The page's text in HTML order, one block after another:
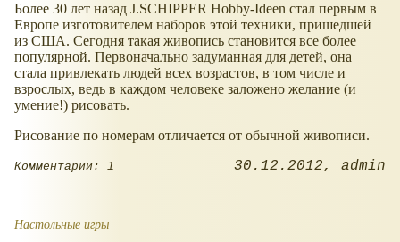
Более 30 лет назад J.SCHIPPER Hobby-Ideen стал первым в
Европе изготовителем наборов этой техники, пришедшей
из США. Сегодня такая живопись становится все более
популярной. Первоначально задуманная для детей, она
стала привлекать людей всех возрастов, в том числе и
взрослых, ведь в каждом человеке заложено желание (и
умение!) рисовать.
Рисование по номерам отличается от обычной живописи.
Комментарии: 1 30.12.2012 admin
Настольные игры